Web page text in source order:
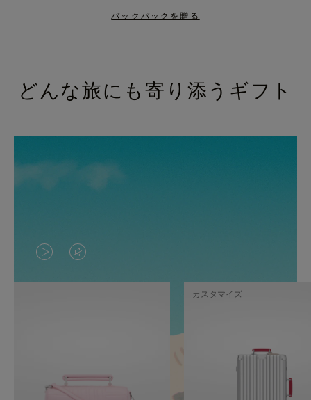
バックパックを贈る
どんな旅にも寄り添うギフト
VIDEO
IS
TO
VIDEO
IS
カスタマイズ